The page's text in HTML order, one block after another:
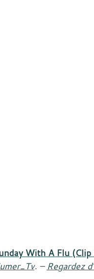
With A Flu
. –Regardez